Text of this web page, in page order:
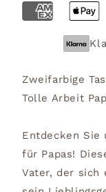
Zweifarbige
Tolle Arbeit
Entdecken Sie
für Papas!
Vater, der sich